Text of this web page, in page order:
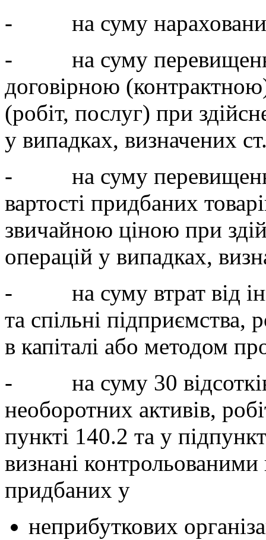
- на суму нарахованих
- на суму перевищення
договірною
(робіт, послуг) при
у випадках, визначених
- на суму перевищення
вартості придбаних
звичайною ціною при
операцій у випадках,
- на суму втрат від
та спільні підприємства,
в капіталі або методом
- на суму 30 відсотків
необоротних активів,
пункті 140.2 та у
визнані
придбаних у
неприбуткових